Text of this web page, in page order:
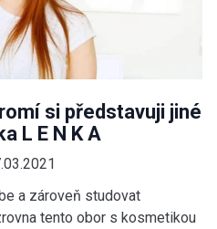
si představuji jiné
L E N K A
a zároveň studovat
tento obor s kosmetikou